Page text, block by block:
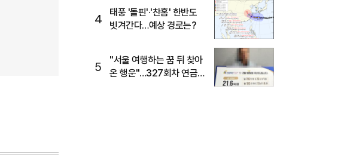
4
태풍 '돌핀'·'찬홈' 한반도
빗겨간다…예상 경로는?
5
"서울 여행하는 꿈 뒤 찾아
온 행운"…327회차 연금